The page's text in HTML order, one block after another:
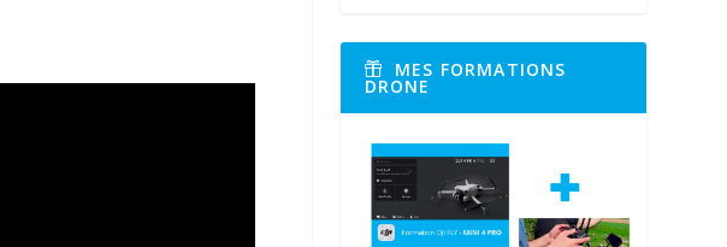
MES FORMATIONS
DRONE